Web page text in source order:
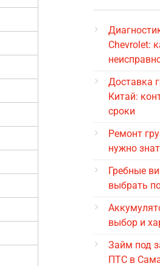
Chevrolet:
Доставка
Китай:
сроки
Ремонт
нужно
Гребные
выбрать
выбор и
Займ под
ПТС в